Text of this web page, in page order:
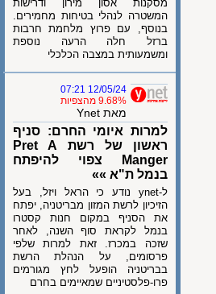
מסקנות אסון מירון ודרישות
המשטרה לנהלי בטיחות מחמירים.
בנוסף, עם פרוץ מלחמת חרבות
ברזל חלה הרעה נוספת
ומשמעותית במצבה הכלכלי
12/05/24 07:21
9.68% מהצפיות
מאת Ynet
למרות איומי החרם: סניף
ראשון של רשת Pret A
Manger צפוי להיפתח
בנמל ת"א »»
ל-ynet נודע כי הראל ויזל, בעל
הזיכיון לרשת המזון מבריטניה, יפתח
את הסניף במקום חנות קסטרו
בנמל לקראת סוף השנה, לאחר
שזכה במכרז. זאת למרות שלפי
פרסומים, על הנהלת הרשת
בבריטניה הופעל לחץ מגורמים
פרו-פלסטיניים שמאיימים בחרם